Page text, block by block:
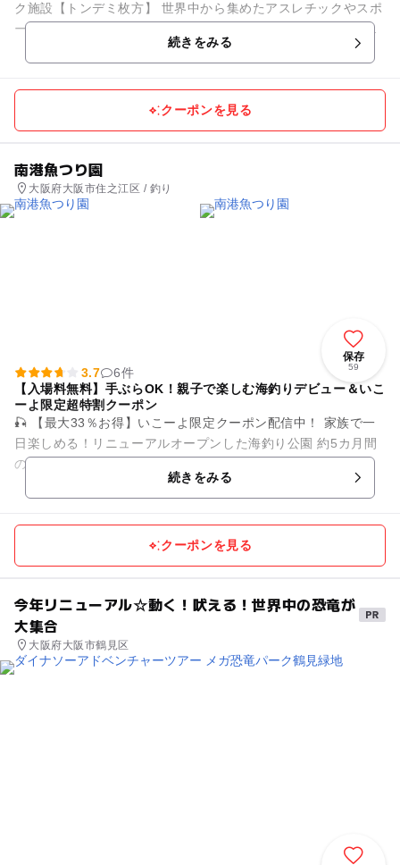
ク施設【トンデミ枚方】 世界中から集めたアスレチックやスポ
ーツゲームが楽しめる屋内アスレチック施設が大阪府初登場🤩
続きをみる
クーポンを見る
南港魚つり園
大阪府大阪市住之江区 / 釣り
保存
59
3.7
6件
【入場料無料】手ぶらOK！親子で楽しむ海釣りデビュー＆いこ
ーよ限定超特割クーポン
🎣 【最大33％お得】いこーよ限定クーポン配信中！ 家族で一
日楽しめる！リニューアルオープンした海釣り公園 約5カ月間
の閉園期間を経て、4月23日に待望のリニューアルオープン！
続きをみる
クーポンを見る
今年リニューアル☆動く！吠える！世界中の恐竜が
大集合
大阪府大阪市鶴見区